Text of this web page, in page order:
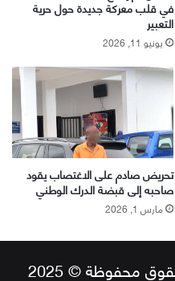
في قلب معركة جديدة حول حرية
التعبير
يونيو 11, 2026
تحريض صادم على الاغتصاب يقود
صاحبه إلى قبضة الدرك الوطني
مارس 1, 2026
محفوظة © 2025